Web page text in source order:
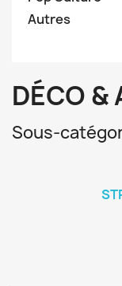
Autres
DÉCO &
Sous-